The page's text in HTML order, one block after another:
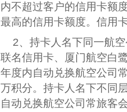
内不超过客户的信用卡额
最高的信用卡额度。信用
2、持卡人名下同一航
联名信用卡、厦门航空白
年度内自动兑换航空公司
万积分。持卡人名下不同
自动兑换航空公司常旅客